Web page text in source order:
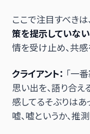
ここで注目すべき
策を提示していない
情を受け止め、共感
クライアント： 「一
思い出を、語り合え
感してるそぶりはあ
嘘、嘘というか、推